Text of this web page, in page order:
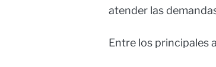
atender las
Entre los principales